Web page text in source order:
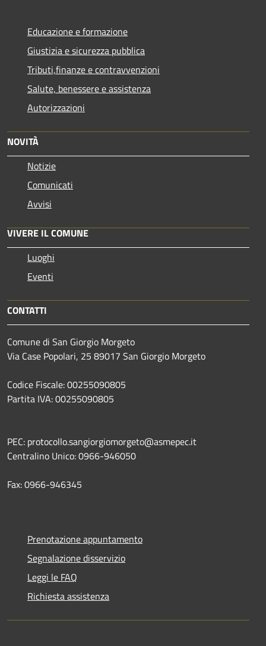
Educazione e formazione
Giustizia e sicurezza pubblica
Tributi,finanze e contravvenzioni
Salute, benessere e assistenza
Autorizzazioni
NOVITÀ
Notizie
Comunicati
Avvisi
VIVERE IL COMUNE
Luoghi
Eventi
CONTATTI
Comune di San Giorgio Morgeto
Via Case Popolari, 25 89017 San Giorgio Morgeto
Codice Fiscale: 00255090805
Partita IVA: 00255090805
PEC: protocollo.sangiorgiomorgeto@asmepec.it
Centralino Unico: 0966-946050
Fax: 0966-946345
Prenotazione appuntamento
Segnalazione disservizio
Leggi le FAQ
Richiesta assistenza